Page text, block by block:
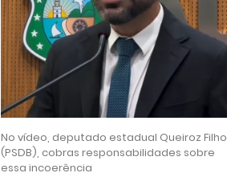
No vídeo, deputado estadual Queiroz Filho
(PSDB), cobras responsabilidades sobre
essa incoerência